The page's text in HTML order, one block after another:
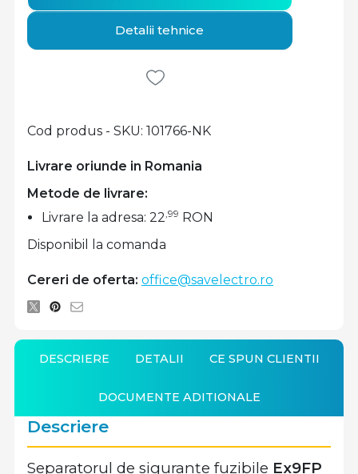
Livrare oriunde in Romania
Cod produs - SKU 101766-NK
Metode de livrare:
Livrare la adresa: 22,99 RON
Disponibil la comanda
Detalii tehnice
Cereri de oferta: office@savelectro.ro
DESCRIERE DETALII CE SPUN CLIENTII
DOCUMENTE ADITIONALE
Descriere
Separatorul de siguranțe fuzibile Ex9FP